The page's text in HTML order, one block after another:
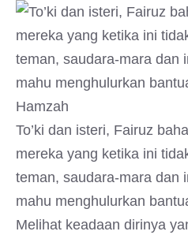
To’ki dan isteri, Fairuz
mereka yang ketika ini
teman, saudara-mara dan
mahu menghulurkan
Melihat keadaan dirinya